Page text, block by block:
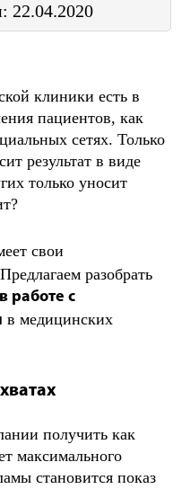
22.04.2020
клиники есть в
пациентов, как
сетях. Только
результат в виде
только уносит
свои
разобрать
работе с
в медицинских
получить как
максимального
становится показ